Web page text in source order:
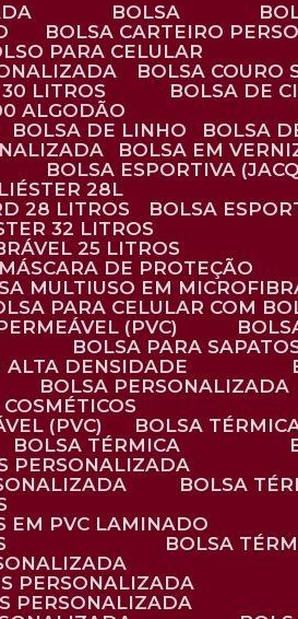
BOLSA
BOLSA CARTEIRO
PARA CELULAR
BOLSA
30 LITROS
BOLSA DE
ALGODÃO
BOLSA DE LINHO BOLSA
BOLSA EM
BOLSA ESPORTIVA
28L
28 LITROS
BOLSA
32 LITROS
25 LITROS
DE PROTEÇÃO
MULTIUSO EM
PARA CELULAR COM
(PVC)
BOLSA PARA
ALTA DENSIDADE
BOLSA PERSONALIZADA
(PVC)
BOLSA
BOLSA TÉRMICA
PERSONALIZADA
BOLSA
EM PVC LAMINADO
BOLSA
PERSONALIZADA
PERSONALIZADA